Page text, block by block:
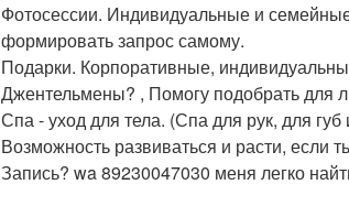
Фотосессии. Индивидуальные и
формировать запрос самому.
Подарки. Корпоративные,
Джентельмены? , Помогу подобрать для
Спа - уход для тела. (Спа для рук, для губ
Возможность развиваться и расти, если
Запись? wa 89230047030 меня легко